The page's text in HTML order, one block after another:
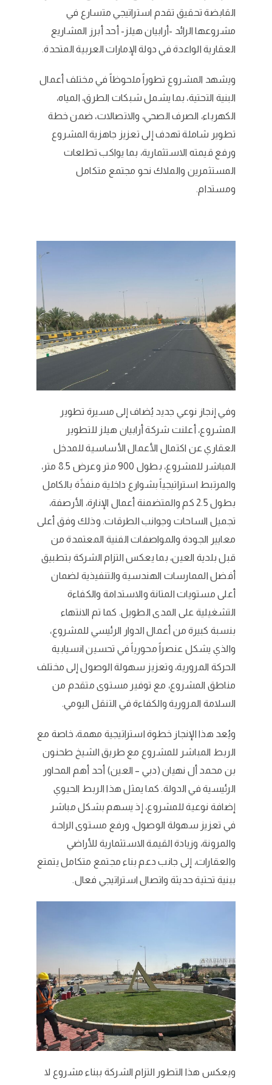
القابضة تحقيق تقدم استراتيجي متسارع في
مشروعها الرائد -أرابيان هيلز- أحد أبرز المشاريع
العقارية الواعدة في دولة الإمارات العربية المتحدة.
ويشهد المشروع تطوراً ملحوظاً في مختلف أعمال
البنية التحتية، بما يشمل شبكات الطرق، المياه،
الكهرباء، الصرف الصحي، والاتصالات، ضمن خطة
تطوير شاملة تهدف إلى تعزيز جاهزية المشروع
ورفع قيمته الاستثمارية، بما يواكب تطلعات
المستثمرين والملاك نحو مجتمع متكامل
ومستدام.
وفي إنجاز نوعي جديد يُضاف إلى مسيرة تطوير
المشروع، أعلنت شركة أرابيان هيلز للتطوير
العقاري عن اكتمال الأعمال الأساسية للمدخل
المباشر للمشروع، بطول 900 متر وعرض 8.5 متر،
والمرتبط استراتيجياً بشوارع داخلية منفذًة بالكامل
بطول 2.5 كم والمتضمنة أعمال الإنارة، الأرصفة،
تجميل الساحات وجوانب الطرقات. وذلك وفق أعلى
معايير الجودة والمواصفات الفنية المعتمدة من
قبل بلدية العين، بما يعكس التزام الشركة بتطبيق
أفضل الممارسات الهندسية والتنفيذية لضمان
أعلى مستويات المتانة والاستدامة والكفاءة
التشغيلية على المدى الطويل. كما تم الانتهاء
بنسبة كبيرة من أعمال الدوار الرئيسي للمشروع،
والذي يشكل عنصراً محورياً في تحسين انسيابية
الحركة المرورية، وتعزيز سهولة الوصول إلى مختلف
مناطق المشروع، مع توفير مستوى متقدم من
السلامة المرورية والكفاءة في التنقل اليومي.
ويُعد هذا الإنجاز خطوة استراتيجية مهمة، خاصة مع
الربط المباشر للمشروع مع طريق الشيخ طحنون
بن محمد أل نهيان (دبي – العين) أحد أهم المحاور
الرئيسية في الدولة. كما يمثل هذا الربط الحيوي
إضافة نوعية للمشروع، إذ يسهم بشكل مباشر
في تعزيز سهولة الوصول، ورفع مستوى الراحة
والمرونة، وزيادة القيمة الاستثمارية للأراضي
والعقارات، إلى جانب دعم بناء مجتمع متكامل يتمتع
ببنية تحتية حديثة واتصال استراتيجي فعال.
ويعكس هذا التطور التزام الشركة ببناء مشروع لا